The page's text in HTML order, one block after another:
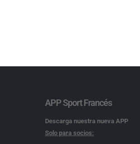
APP Sport Francés
Descarga nuestra nueva APP
Solo para socios: